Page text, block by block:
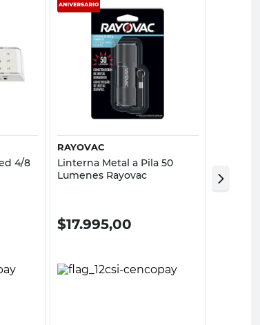
4/8
RAYOVAC
Linterna Metal a Pila 50
Lumenes Rayovac
$17.995,00